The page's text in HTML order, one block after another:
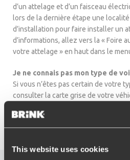
This website uses cookies
d’un attelage et d’un faisceau
lors de la dernière étape une
d’installation pour faire installer un
d’informations, allez vers la « Foire
votre attelage » en haut dans le
Je ne connais pas mon type de
Si vous n’êtes pas certain de votre
consulter la carte grise de votre
vraiment pas, vous pouvez
vous aidons volontiers.